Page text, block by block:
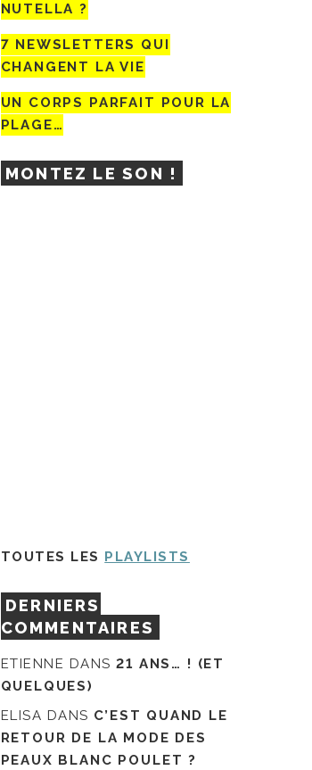
NUTELLA ?
7 NEWSLETTERS QUI
CHANGENT LA VIE
UN CORPS PARFAIT POUR LA
PLAGE…
MONTEZ LE SON !
TOUTES LES PLAYLISTS
DERNIERS
COMMENTAIRES
ETIENNE DANS21 ANS… ! (ET
QUELQUES)
ELISA DANS C’EST QUAND LE
RETOUR DE LA MODE DES
PEAUX BLANC POULET ?